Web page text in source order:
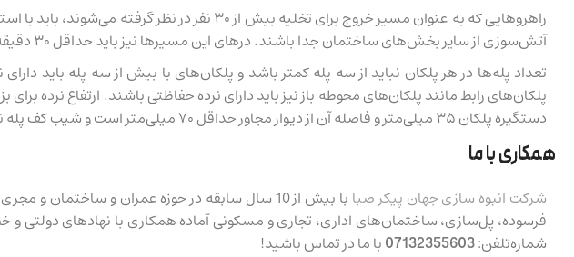
راهروهایی که به عنوان مسیر خروج برای تخلیه بیش
آتش‌سوزی از سایر بخش‌های ساختمان جدا باشند. درهای این مسیرها نیز باید حداقل ۳۰ دقیقه در برابر حریق مقاومت داشته و به گونه‌ای نصب شوند که نشت دود به حداقل برسد.
دستگیره پلکان ۳۵ میلی‌متر و فاصله آن از دیوار مجاور حداقل ۷۰ میلی‌متر است و شیب کف پله نباید بیشتر از ۲ درصد باشد.
همکاریبا ما
شرکت انبوه سازی جهان پیکر صبا
با بیش از 10 سال سابقه در حوزه عمران و
فرسوده، پل‌سازی، ساختمان‌های اداری، تجاری و مسکونی آماده همکاری با نهادهای
شماره‌تلفن:07132355603با ما در تماس باشید!